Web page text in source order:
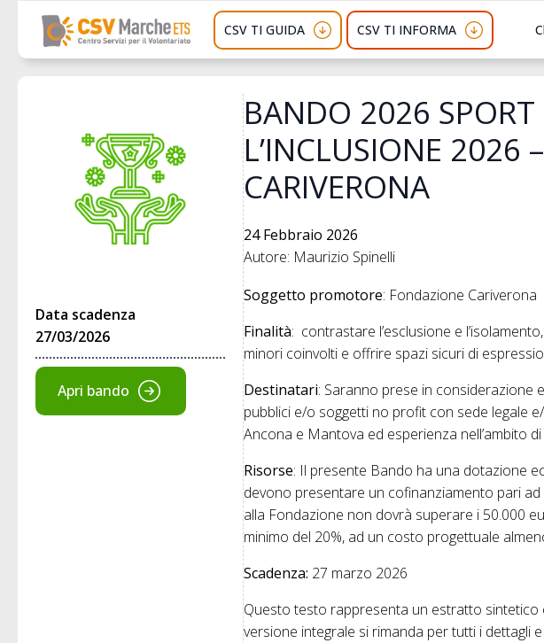
CSV TI GUIDA CSV TI INFORMA
Data scadenza
27/03/2026
Apri bando
BANDO 2026
L’INCLUSIONE 2026
CARIVERONA
24 Febbraio 2026
Autore: Maurizio Spinelli
Soggetto promotore: Fondazione Cariverona
Finalità: contrastare l’esclusione e
minori coinvolti e offrire spazi sicuri di
Destinatari: Saranno prese in considerazione
pubblici e/o soggetti no profit con sede legale
Ancona e Mantova ed esperienza nell’ambito
Risorse: Il presente Bando ha una dotazione
devono presentare un cofinanziamento pari
alla Fondazione non dovrà superare i 50.000
minimo del 20%, ad un costo progettuale
Scadenza: 27 marzo 2026
Questo testo rappresenta un estratto sintetico
versione integrale si rimanda per tutti i dettagli